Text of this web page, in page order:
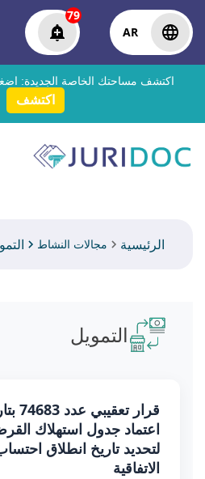
AR
79
اكتشف مساحتك الخاصة الجديدة:
اكتشف
الرئيسية مجالات النشاط
التمويل
اعتماد جدول استهلاك
لتحديد تاريخ انطلاق
الاتفاقية